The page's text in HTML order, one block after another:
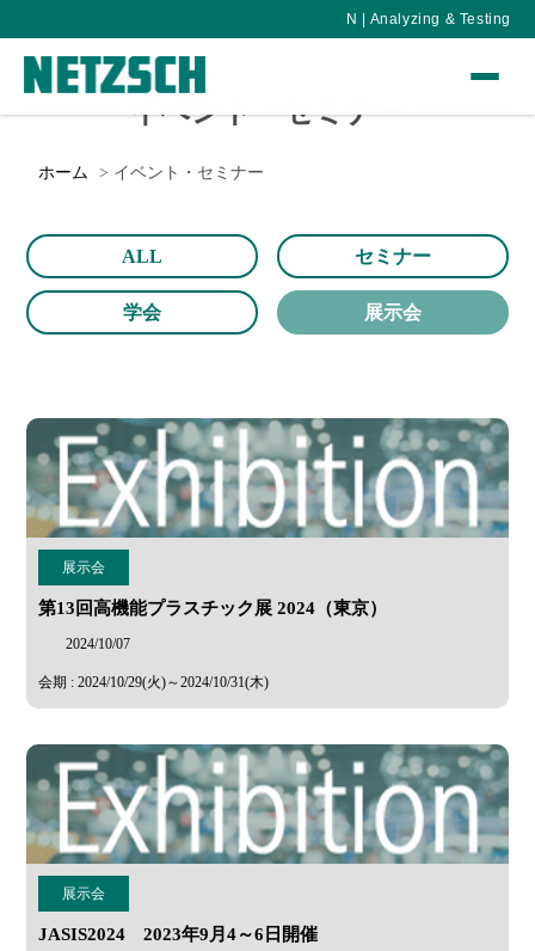
N | Analyzing & Testing
イベント・セミナー
ホーム イベント・セミナー
ALL セミナー
学会 展示会
展示会
第13回高機能プラスチック展 2024（東京）
2024/10/07
会期 : 2024/10/29(火)～2024/10/31(木)
展示会
JASIS2024 2023年9月4～6日開催